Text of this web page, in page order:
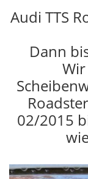
Audi TTS
Dann
02/2015